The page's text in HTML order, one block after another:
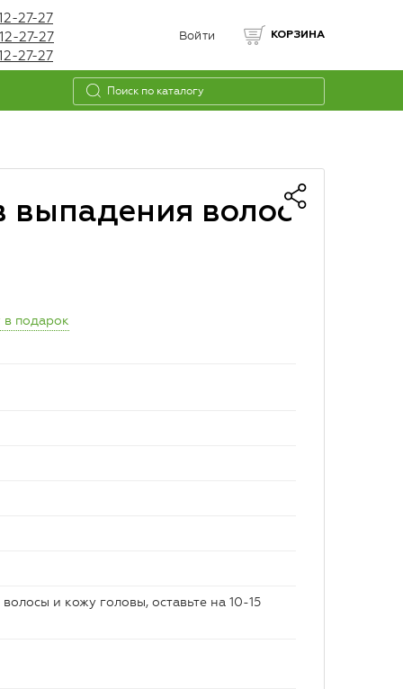
27-27
27-27
27-27
Войти КОРЗИНА
выпадения волос
в подарок
и кожу головы, оставьте на 10-15